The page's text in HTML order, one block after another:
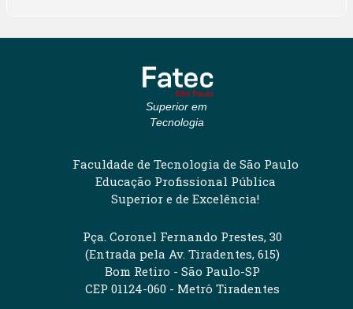
Superior em
Tecnologia
Faculdade de Tecnologia de São Paulo
Educação Profissional Pública
Superior e de Excelência!
Pça. Coronel Fernando Prestes, 30
(Entrada pela Av. Tiradentes, 615)
Bom Retiro - São Paulo-SP
CEP 01124-060 - Metrô Tiradentes